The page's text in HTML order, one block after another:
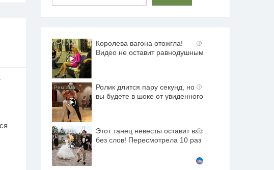
i
Королева вагона отожгла!
Видео не оставит равнодушным
i
Ролик длится пару секунд, но
вы будете в шоке от увиденного
i
Этот танец невесты оставит вас
без слов! Пересмотрела 10 раз